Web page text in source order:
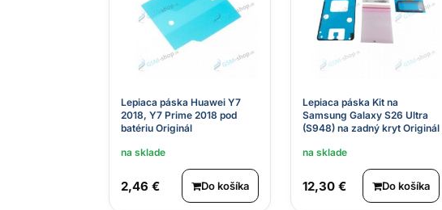
Lepiaca páska Huawei Y7
2018, Y7 Prime 2018 pod
batériu Originál
na sklade
2,46 € Do košíka
Lepiaca páska Kit na
Samsung Galaxy S26 Ultra
(S948) na zadný kryt Originál
na sklade
12,30 € Do košíka